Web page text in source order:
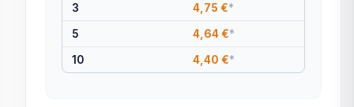
3 4,75 €*
5 4,64 €*
10 4,40 €*